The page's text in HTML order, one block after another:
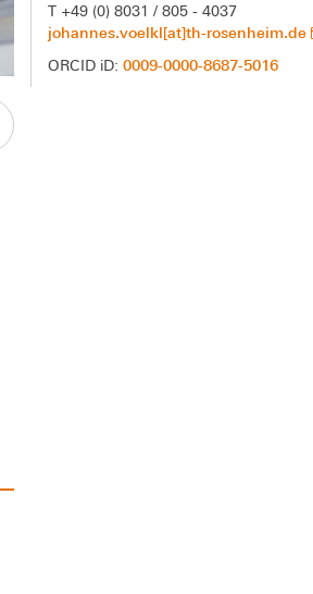
T +49 (0) 8031 / 805 - 4037
johannes.voelkl[at]th-rosenheim.de
ORCID iD:0009-0000-8687-5016